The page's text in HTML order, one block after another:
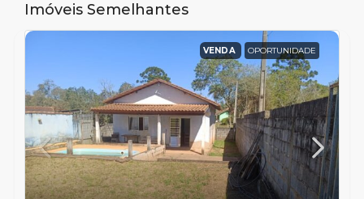
Imóveis Semelhantes
VENDA OPORTUNIDADE